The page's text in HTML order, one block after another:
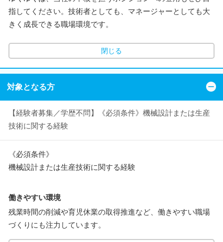
指してください。技術者としても、マネージャーとしても大
きく成長できる職場環境です。
閉じる
対象となる方
【経験者募集／学歴不問】《必須条件》機械設計または生産
技術に関する経験
《必須条件》
機械設計または生産技術に関する経験
働きやすい環境
残業時間の削減や育児休業の取得推進など、働きやすい職場
づくりにも注力しています。